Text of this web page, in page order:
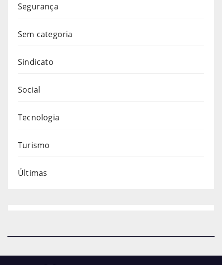
Segurança
Sem categoria
Sindicato
Social
Tecnologia
Turismo
Últimas